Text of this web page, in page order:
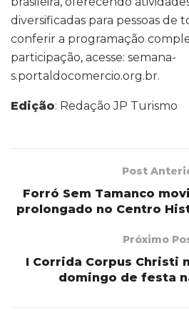
diversificadas para pessoas de
conferir a programação
participação, acesse: semana-
s.portaldocomercio.org.br.
Edição: Redação JP Turismo
Post
Forró Sem Tamanco
prolongado no Centro
Próximo
I Corrida Corpus Christi
domingo de festa